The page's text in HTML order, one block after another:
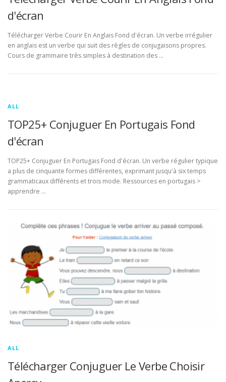
d'écran
Télécharger Verbe Courir En Anglais Fond d'écran. Un verbe irrégulier
en anglais est un verbe qui suit des règles de conjugaisons propres.
Cours de grammaire très simples à destination des …
ALL
TOP25+ Conjuguer En Portugais Fond
d'écran
TOP25+ Conjuguer En Portugais Fond d'écran. Un verbe régulier typique
a plus de cinquante formes différentes, exprimant jusqu'à six temps
grammaticaux différents et trois mode. Ressources en portugais >
apprendre …
ALL
Télécharger Conjuguer Le Verbe Choisir